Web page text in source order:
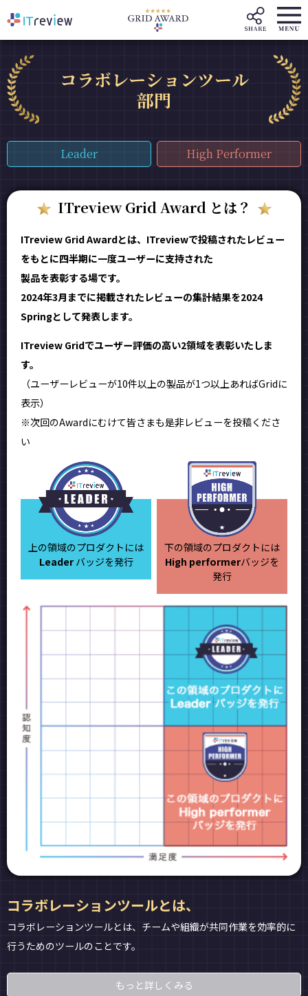
コラボレーションツール
部門
Leader High Performer
ITreview Grid Award とは？
ITreview Grid Awardとは、ITreviewで投稿されたレビュー
をもとに四半期に一度ユーザーに支持された
製品を表彰する場です。
2024年3月までに掲載されたレビューの集計結果を2024
Springとして発表します。
ITreview Gridでユーザー評価の高い2領域を表彰いたしま
す。
（ユーザーレビューが10件以上の製品が1つ以上あればGridに
表示）
※次回のAwardにむけて皆さまも是非レビューを投稿くださ
い
上の領域のプロダクトには
Leaderバッジを発行
下の領域のプロダクトには
High performerバッジを
発行
コラボレーションツールとは、
コラボレーションツールとは、チームや組織が共同作業を効率的に
行うためのツールのことです。
もっと詳しくみる